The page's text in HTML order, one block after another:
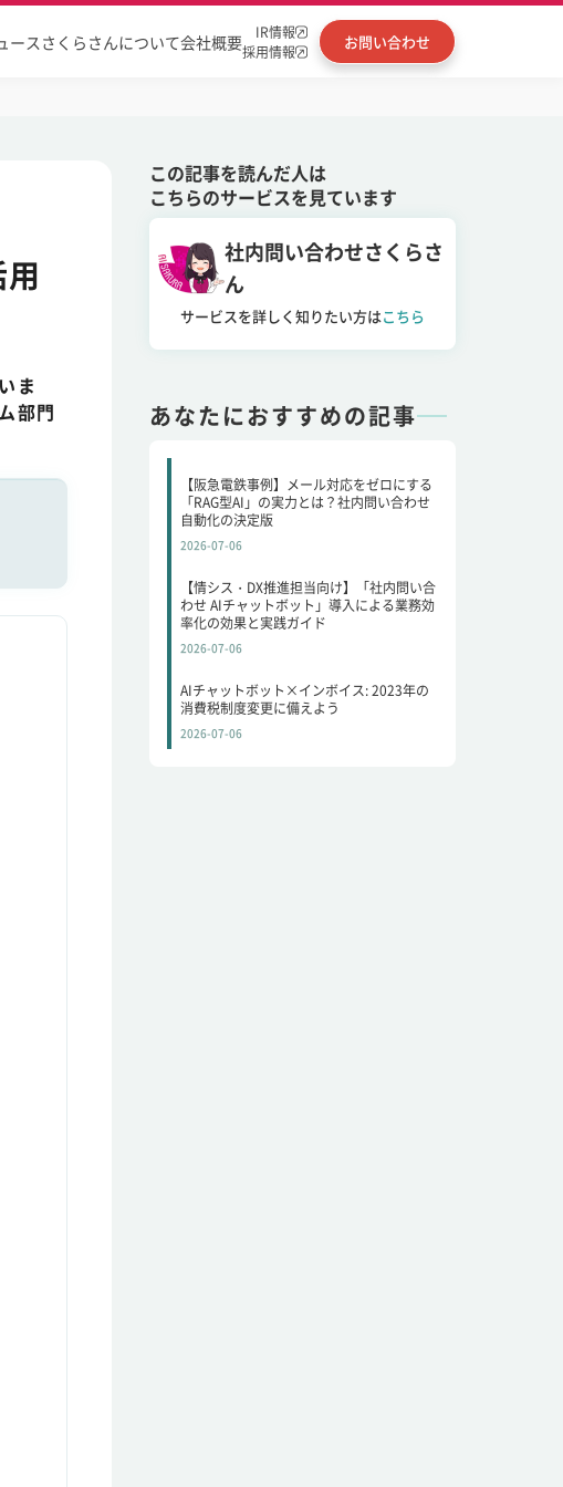
ース さくらさんについて会社概要
IR情報
採用情報
お問い合わせ
ま
部門
この記事を読んだ人は
こちらのサービスを見ています
社内問い合わせさくらさ
ん
サービスを詳しく知りたい方はこちら
あなたにおすすめの記事
【阪急電鉄事例】メール対応をゼロにする
「RAG型AI」の実力とは？社内問い合わせ
自動化の決定版
2026-07-06
【情シス・DX推進担当向け】「社内問い合
わせ AIチャットボット」導入による業務効
率化の効果と実践ガイド
2026-07-06
AIチャットボット×インボイス: 2023年の
消費税制度変更に備えよう
2026-07-06